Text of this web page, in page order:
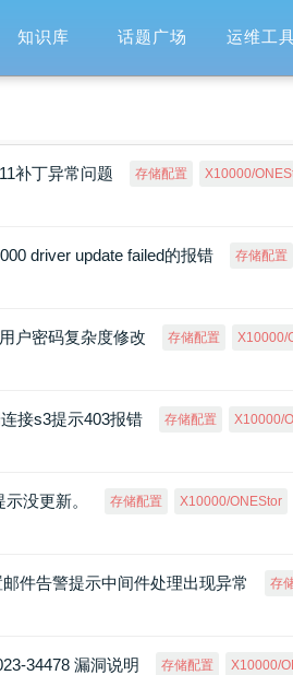
知识库 话题广场 运维工
补丁异常问题 存储配置 X10000/
driver update failed的报错 存储配置
户密码复杂度修改 存储配置 X10000/
接s3提示403报错 存储配置 X10000/
没更新。 存储配置 X10000/ONEStor
件告警提示中间件处理出现异常 存
34478 漏洞说明 存储配置 X10000/